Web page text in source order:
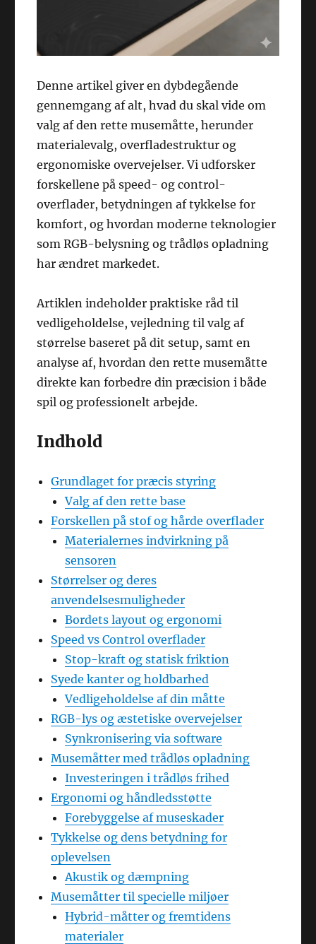
Denne artikel giver en dybdegående
gennemgang af alt, hvad du skal vide om
valg af den rette musemåtte, herunder
materialevalg, overfladestruktur og
ergonomiske overvejelser. Vi udforsker
forskellene på speed- og control-
overflader, betydningen af tykkelse for
komfort, og hvordan moderne teknologier
som RGB-belysning og trådløs opladning
har ændret markedet.
Artiklen indeholder praktiske råd til
vedligeholdelse, vejledning til valg af
størrelse baseret på dit setup, samt en
analyse af, hvordan den rette musemåtte
direkte kan forbedre din præcision i både
spil og professionelt arbejde.
Indhold
Grundlaget for præcis styring
Valg af den rette base
Forskellen på stof og hårde overflader
Materialernes indvirkning på
sensoren
Størrelser og deres
anvendelsesmuligheder
Bordets layout og ergonomi
Speed vs Control overflader
Stop-kraft og statisk friktion
Syede kanter og holdbarhed
Vedligeholdelse af din måtte
RGB-lys og æstetiske overvejelser
Synkronisering via software
Musemåtter med trådløs opladning
Investeringen i trådløs frihed
Ergonomi og håndledsstøtte
Forebyggelse af museskader
Tykkelse og dens betydning for
oplevelsen
Akustik og dæmpning
Musemåtter til specielle miljøer
Hybrid-måtter og fremtidens
materialer